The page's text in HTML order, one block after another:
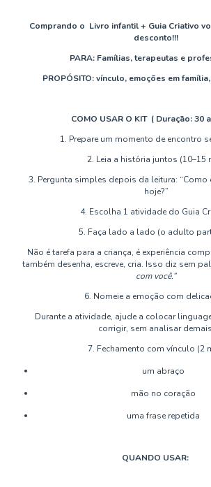
Comprando o Livro infantil + Guia Criativo
desconto!!!
PARA: Famílias, terapeutas e
PROPÓSITO:vínculo, emoções em
COMO USAR O KIT ( Duração: 30
1. Prepare um momento de encontro
2. Leia a história juntos (10–15
3. Pergunta simples depois da leitura: “Como
hoje?”
4. Escolha 1 atividade do Guia
5. Faça lado a lado (o adulto
Não é tarefa para a criança, é experiência
também desenha, escreve, cria. Isso diz sem
com você.”
6. Nomeie a emoção com
Durante a atividade, ajude a colocar
corrigir, sem analisar
7. Fechamento com vínculo (2
um abraço
mão no coração
uma frase repetida
QUANDO USAR: